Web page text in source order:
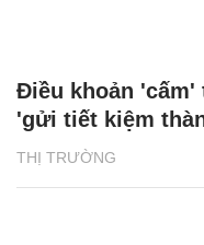
THỊ TRƯỜNG
Điều khoản
'gửi tiết kiệm